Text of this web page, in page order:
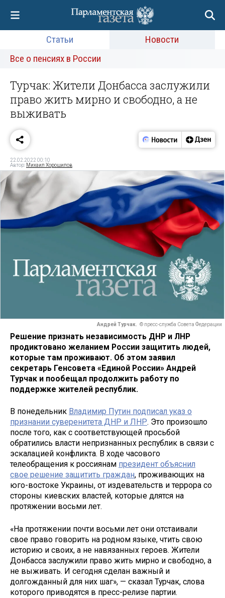
Статьи
Новости
Все о пенсиях в России
Турчак: Жители Донбасса заслужили
право жить мирно и свободно, а не
выживать
22.02.2022 00:10
Автор: Михаил Хорошилов
Андрей Турчак. © пресс-служба Совета Федерации
Решение признать независимость ДНР и ЛНР
продиктовано желанием России защитить людей,
которые там проживают. Об этом заявил
секретарь Генсовета «Единой России» Андрей
Турчак и пообещал продолжить работу по
поддержке жителей республик.
В понедельник Владимир Путин подписал указ о
признании суверенитета ДНР и ЛНР. Это произошло
после того, как с соответствующей просьбой
обратились власти непризнанных республик в связи с
эскалацией конфликта. В ходе часового
телеобращения к россиянам президент объяснил
свое решение защитить граждан, проживающих на
юго-востоке Украины, от издевательств и террора со
стороны киевских властей, которые длятся на
протяжении восьми лет.
«На протяжении почти восьми лет они отстаивали
свое право говорить на родном языке, чтить свою
историю и своих, а не навязанных героев. Жители
Донбасса заслужили право жить мирно и свободно, а
не выживать. И сегодня сделан важный и
долгожданный для них шаг», — сказал Турчак, слова
которого приводятся в пресс-релизе партии.